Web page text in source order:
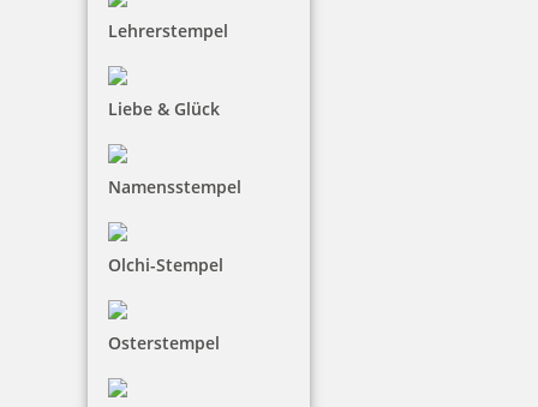
Lehrerstempel
Liebe & Glück
Namensstempel
Olchi-Stempel
Osterstempel